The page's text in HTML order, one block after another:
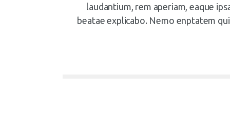
laudantium, rem aperiam, eaque
beatae explicabo. Nemo enptatem